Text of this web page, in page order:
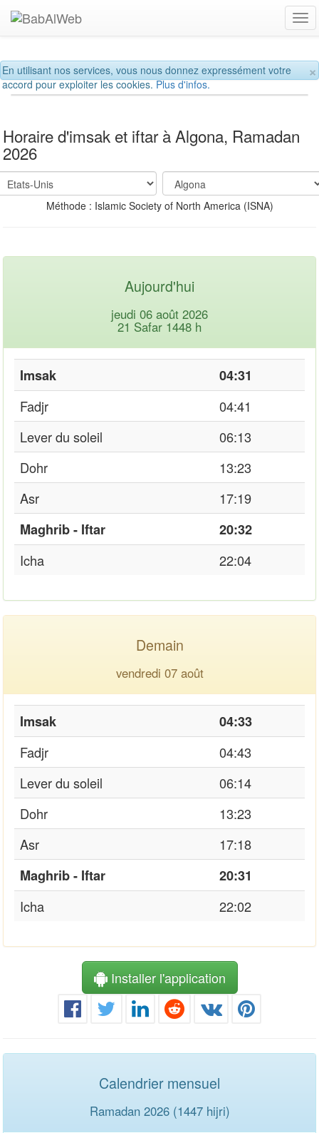
×
En utilisant nos services, vous nous donnez expressément votre
accord pour exploiter les cookies.Plus d'infos.
Horaire d'imsak et iftar à Algona, Ramadan
2026
Méthode : Islamic Society of North America (ISNA)
Aujourd'hui
jeudi 06 août 2026
21 Safar 1448 h
Imsak
04:31
Fadjr
04:41
Lever du soleil
06:13
Dohr
13:23
Asr
17:19
Maghrib - Iftar
20:32
Icha
22:04
Demain
vendredi 07 août
Imsak
04:33
Fadjr
04:43
Lever du soleil
06:14
Dohr
13:23
Asr
17:18
Maghrib - Iftar
20:31
Icha
22:02
Installer l'application
Calendrier mensuel
Ramadan 2026 (1447 hijri)